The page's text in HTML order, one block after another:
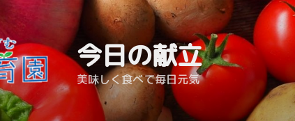
今日の献立
美味しく食べて毎日元気